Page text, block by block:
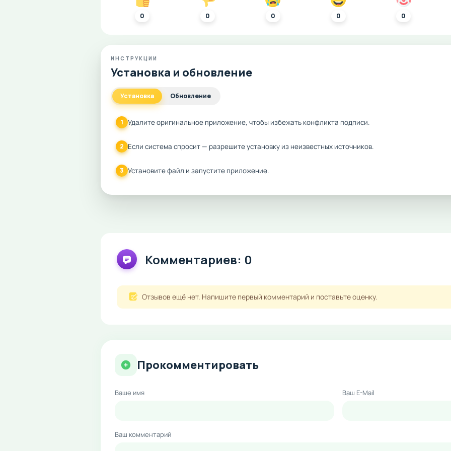
0 0 0 0 0
ИНСТРУКЦИИ
Установка и обновление
Установка Обновление
1 Удалите оригинальное приложение, чтобы избежать конфликта подписи.
2 Если система спросит — разрешите установку из неизвестных источников.
3 Установите файл и запустите приложение.
Комментариев: 0
Отзывов ещё нет. Напишите первый комментарий и поставьте оценку.
Прокомментировать
Ваше имя Ваш E-Mail
Ваш комментарий